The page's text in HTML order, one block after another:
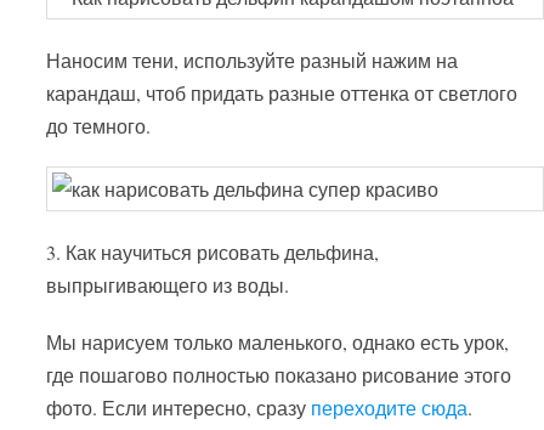
Наносим тени, используйте разный нажим на
карандаш, чтоб придать разные оттенка от светлого
до темного.
3. Как научиться рисовать дельфина,
выпрыгивающего из воды.
Мы нарисуем только маленького, однако есть урок,
где пошагово полностью показано рисование этого
фото. Если интересно, сразу переходите сюда.